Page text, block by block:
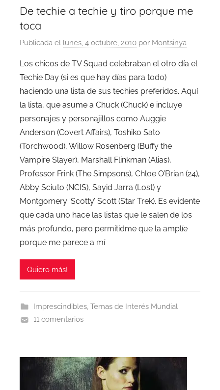
De techie a techie y tiro porque me
toca
Publicada el lunes, 4 octubre, 2010 por Montsinya
Los chicos de TV Squad celebraban el otro día el
Techie Day (si es que hay días para todo)
haciendo una lista de sus techies preferidos. Aquí
la lista, que asume a Chuck (Chuck) e incluye
personajes y personajillos como Auggie
Anderson (Covert Affairs), Toshiko Sato
(Torchwood), Willow Rosenberg (Buffy the
Vampire Slayer), Marshall Flinkman (Alias),
Professor Frink (The Simpsons), Chloe O’Brian (24),
Abby Sciuto (NCIS), Sayid Jarra (Lost) y
Montgomery ‘Scotty’ Scott (Star Trek). Es evidente
que cada uno hace las listas que le salen de los
más profundo, pero permitidme que la amplíe
porque me parece a mí
Quiero más!
Imprescindibles, Temas de Interés Mundial
11 comentarios